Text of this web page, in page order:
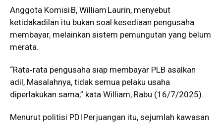
Anggota Komisi B, William Laurin, menyebut
ketidakadilan itu bukan soal kesediaan pengusaha
membayar, melainkan sistem pemungutan yang belum
merata.
“Rata‑rata pengusaha siap membayar PLB asalkan
adil, Masalahnya, tidak semua pelaku usaha
diperlakukan sama,” kata William, Rabu (16/7/2025).
Menurut politisi PDI Perjuangan itu, sejumlah kawasan